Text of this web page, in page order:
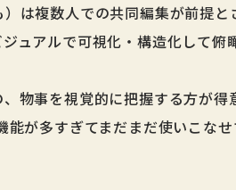
は複数人での共同編集が前提と
ュアルで可視化・構造化して俯
物事を視覚的に把握する方が得
が多すぎてまだまだ使いこな